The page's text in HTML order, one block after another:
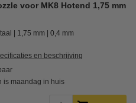
voor MK8 Hotend 1,75 mm
1,75 mm 0,4 mm
en beschrijving
is maandag in huis